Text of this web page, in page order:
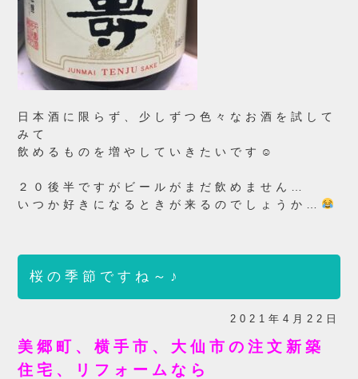
日本酒に限らず、少しずつ色々なお酒を試して
みて
飲めるものを増やしていきたいです☺
２０後半ですがビールがまだ飲めません…
いつか好きになるときが来るのでしょうか…
桜の季節ですね～♪
2021年4月22日
美郷町、横手市、大仙市の注文新築
住宅、リフォームなら